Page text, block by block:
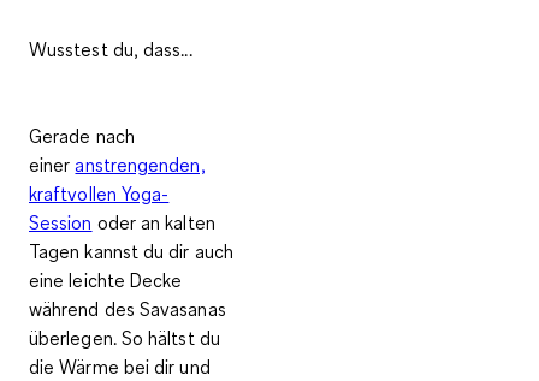
Wusstest du, dass...
Gerade nach
eineranstrengenden,
kraftvollen Yoga-
Session oder an kalten
Tagen kannst du dir auch
eine leichte Decke
während des Savasanas
überlegen. So hältst du
die Wärme bei dir und